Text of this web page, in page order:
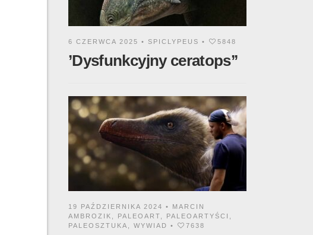
6 CZERWCA 2025 • SPICLYPEUS • 5848
’Dysfunkcyjny ceratops’’
19 PAŹDZIERNIKA 2024 • MARCIN
AMBROZIK
PALEOART PALEOARTYŚCI
PALEOSZTUKA
WYWIAD • 7638